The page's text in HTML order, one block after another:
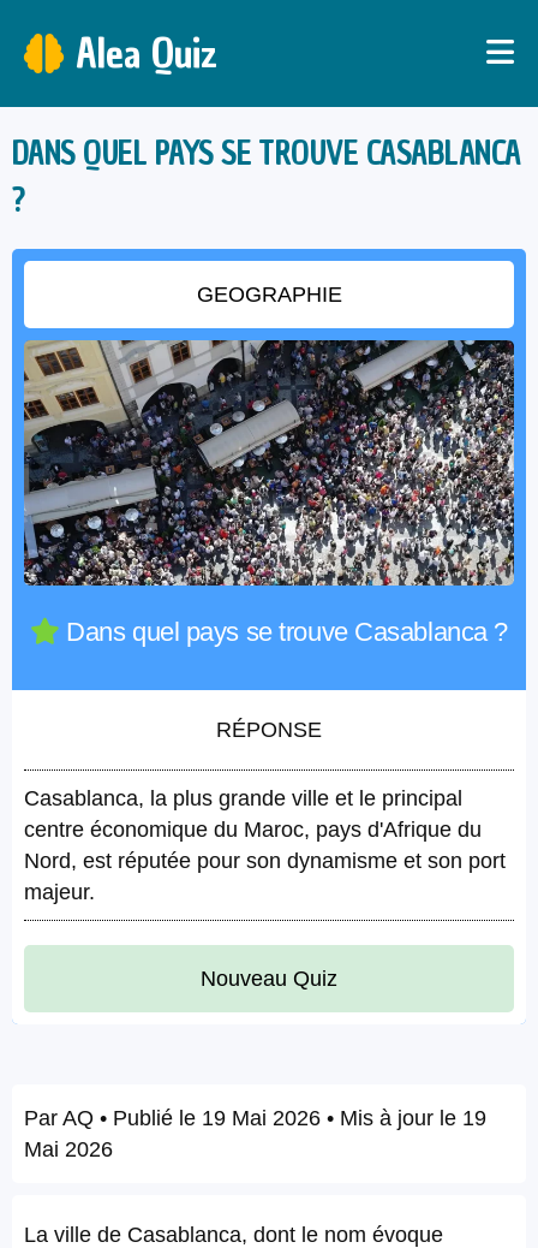
Alea Quiz
DANS QUEL PAYS SE TROUVE CASABLANCA
?
GEOGRAPHIE
Dans quel pays se trouve Casablanca ?
RÉPONSE
Casablanca, la plus grande ville et le principal
centre économique du Maroc, pays d'Afrique du
Nord, est réputée pour son dynamisme et son port
majeur.
Nouveau Quiz
Par AQ • Publié le 19 Mai 2026 • Mis à jour le 19
Mai 2026
La ville de Casablanca, dont le nom évoque